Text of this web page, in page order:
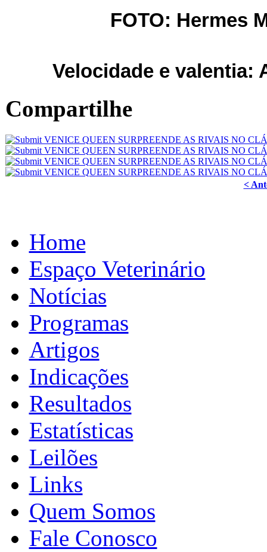
FOTO: Hermes
Velocidade e valentia:
Compartilhe
<
Home
Espaço Veterinário
Notícias
Programas
Artigos
Indicações
Resultados
Estatísticas
Leilões
Links
Quem Somos
Fale Conosco